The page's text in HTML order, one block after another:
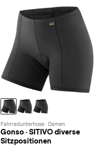
Fahrradunterhose · Damen
Gonso · SITIVO diverse
Sitzpositionen